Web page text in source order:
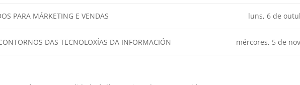
PARA MÁRKETING E VENDAS luns, 6 de
DAS TECNOLOXÍAS DA INFORMACIÓN mércores, 5 de